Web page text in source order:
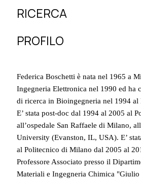
RICERCA
PROFILO
Federica Boschetti è nata nel 1965 a
Ingegneria Elettronica nel 1990 ed ha
di ricerca in Bioingegneria nel 1994
E’ stata post-doc dal 1994 al 2005 al
all’ospedale San Raffaele di Milano,
University (Evanston, IL, USA). E’
al Politecnico di Milano dal 2005 al
Professore Associato presso il
Materiali e Ingegneria Chimica